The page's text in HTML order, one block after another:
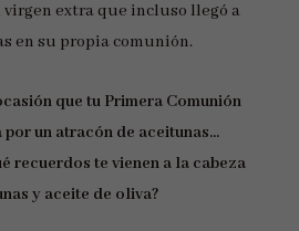
extra que incluso llegó a
en su propia comunión.
que tu Primera Comunión
un atracón de aceitunas…
recuerdos te vienen a la cabeza
y aceite de oliva?